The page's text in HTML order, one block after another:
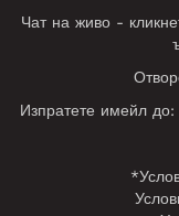
Чат на живо -
Изпратете имейл до: